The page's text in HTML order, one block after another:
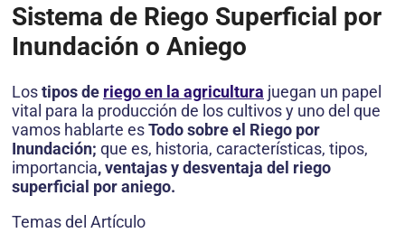
Sistema de Riego Superficial por
Inundación o Aniego
Lostipos de riego en la agricultura juegan un papel
vital para la producción de los cultivos y uno del que
vamos hablarte esTodo sobre el Riego por
Inundación; que es, historia, características, tipos,
importancia, ventajasy desventaja del riego
superficial por aniego.
Temas del Artículo